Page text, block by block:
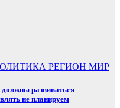
РЕГИОН МИР
развиваться
не планируем